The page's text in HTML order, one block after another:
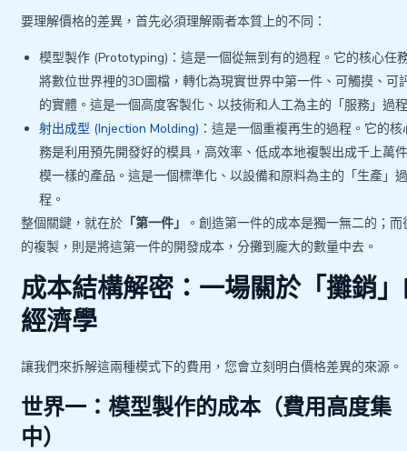
要理解價格的差異，首先必須理解兩者本質上的不同：
模型製作 (Prototyping)：這是一個從無到有的過程。它的核心任
將數位世界裡的3D圖檔，轉化為現實世界中第一件、可觸摸、可
的實體。這是一個高度客製化、以技術和人工為主的「服務」過
射出成型 (Injection Molding) ：這是一個重複再生的過程。它的核
務是利用預先開發好的模具，高效率、低成本地複製出成千上萬
模一樣的產品。這是一個標準化、以設備和原料為主的「生產」
程。
整個關鍵，就在於 「第一件」
。創造第一件的成本是獨一無二的；而
的複製，則是將這第一件的開發成本，分攤到龐大的數量中去。
成本結構解密：一場關於「攤銷
經濟學
讓我們來拆解這兩種模式下的費用，您會立刻明白價格差異的來源。
世界一：模型製作的成本（費用高度集
中）